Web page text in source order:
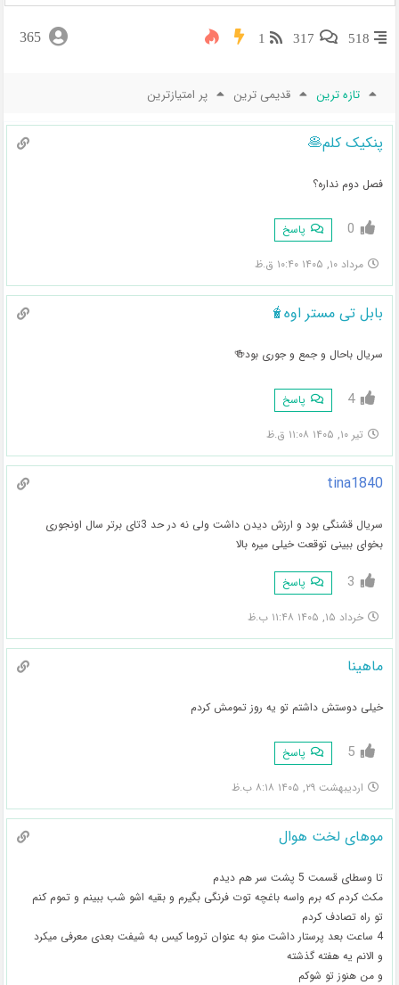
518
317
1
365
تازه ترین قدیمی ترین پر امتیازترین
پنکیک کلم🥞
فصل دوم نداره؟
0 پاسخ
مرداد ۱۰, ۱۴۰۵ ۱۰:۴۰ ق.ظ
بابل تی مستر اوه🧋
سریال باحال و جمع و جوری بود🍻
4 پاسخ
تیر ۱۰, ۱۴۰۵ ۱۱:۰۸ ق.ظ
tina1840
سریال قشنگی بود و ارزش دیدن داشت ولی نه در حد 3تای برتر سال اونجوری
بخوای ببینی توقعت خیلی میره بالا
3 پاسخ
خرداد ۱۵, ۱۴۰۵ ۱۱:۴۸ ب.ظ
ماهینا
خیلی دوستش داشتم تو یه روز تمومش کردم
5 پاسخ
اردیبهشت ۲۹, ۱۴۰۵ ۸:۱۸ ب.ظ
موهای لخت هوال
تا وسطای قسمت 5 پشت سر هم دیدم
مکث کردم که برم واسه باغچه توت فرنگی بگیرم و بقیه اشو شب ببینم و تموم کنم
تو راه تصادف کردم
4 ساعت بعد پرستار داشت منو به عنوان تروما کیس به شیفت بعدی معرفی میکرد
و الانم یه هفته گذشته
و من هنوز تو شوکم